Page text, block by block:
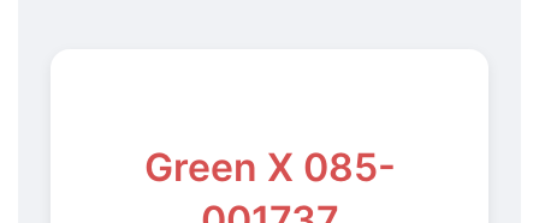
Green X 085-